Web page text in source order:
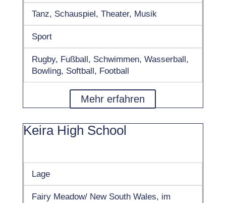
Tanz, Schauspiel, Theater, Musik
Sport
Rugby, Fußball, Schwimmen, Wasserball,
Bowling, Softball, Football
Mehr erfahren
Keira High School
Lage
Fairy Meadow/ New South Wales, im